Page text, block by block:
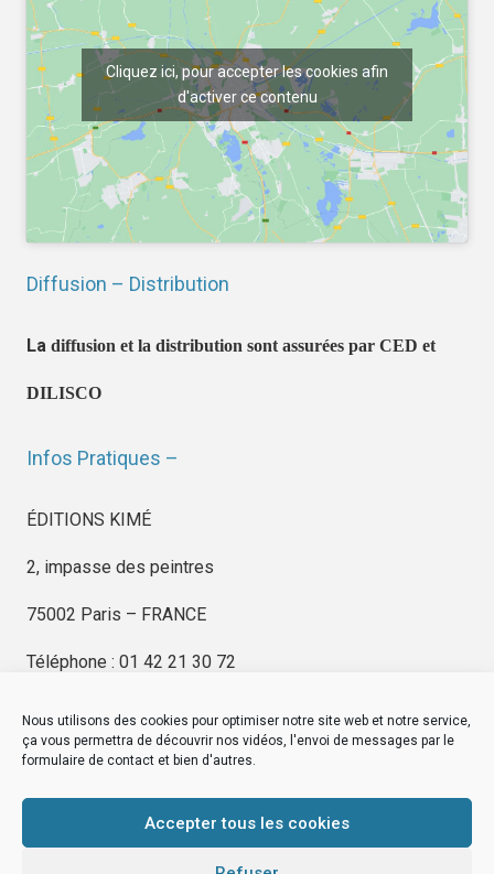
Nous utilisons des cookies pour optimiser notre site web et notre service,
ça vous permettra de découvrir nos vidéos, l'envoi de messages par le
formulaire de contact et bien d'autres.
Accepter tous les cookies
Cliquez ici, pour accepter les cookies afin
d'activer ce contenu
Diffusion – Distribution
La diffusion et la distribution sont assurées par CED et
DILISCO
Infos Pratiques –
ÉDITIONS KIMÉ
2, impasse des peintres
75002 Paris – FRANCE
Téléphone : 01 42 21 30 72
EDITIONS KIMÉ
Mentions Légales
© byeDovel.com